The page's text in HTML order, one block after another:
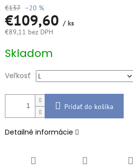
€137 –20 %
€109,60 / ks
€89,11 bez DPH
cena:
Skladom
Veľkosť
Pridať do košíka
Detailné informácie